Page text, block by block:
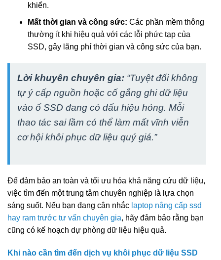
khiển.
Mất thời gian và công sức: Các phần mềm thông
thường ít khi hiệu quả với các lỗi phức tạp của
SSD, gây lãng phí thời gian và công sức của bạn.
Lời khuyên chuyên gia: “Tuyệt đối không
tự ý cấp nguồn hoặc cố gắng ghi dữ liệu
vào ổ SSD đang có dấu hiệu hỏng. Mỗi
thao tác sai lầm có thể làm mất vĩnh viễn
cơ hội khôi phục dữ liệu quý giá.”
Để đảm bảo an toàn và tối ưu hóa khả năng cứu dữ liệu,
việc tìm đến một trung tâm chuyên nghiệp là lựa chọn
sáng suốt. Nếu bạn đang cân nhắc laptop nâng cấp ssd
hay ram trước tư vấn chuyên gia, hãy đảm bảo rằng bạn
cũng có kế hoạch dự phòng dữ liệu hiệu quả.
Khi nào cần tìm đến dịch vụ khôi phục dữ liệu SSD